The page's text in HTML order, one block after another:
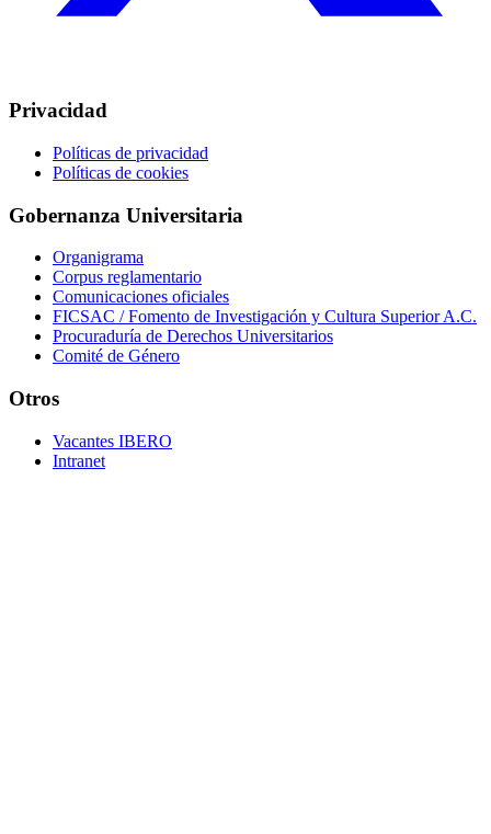
Privacidad
Políticas de privacidad
Políticas de cookies
Gobernanza Universitaria
Organigrama
Corpus reglamentario
Comunicaciones oficiales
FICSAC / Fomento de Investigación y Cultura Superior A.C.
Procuraduría de Derechos Universitarios
Comité de Género
Otros
Vacantes IBERO
Intranet